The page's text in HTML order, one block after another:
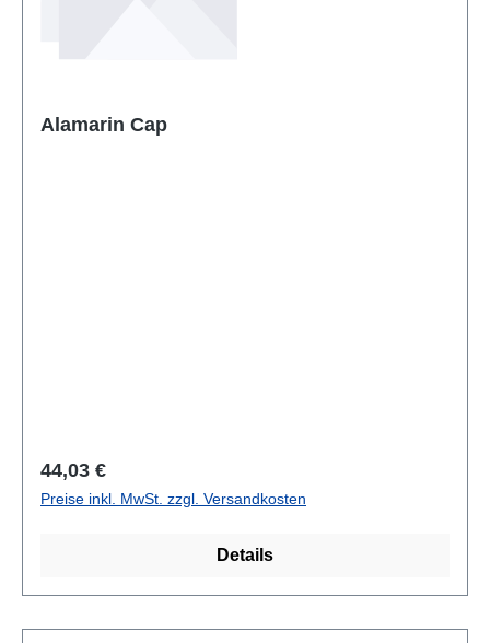
Alamarin Cap
Regulärer Preis:
44,03 €
Preise inkl. MwSt. zzgl. Versandkosten
Details